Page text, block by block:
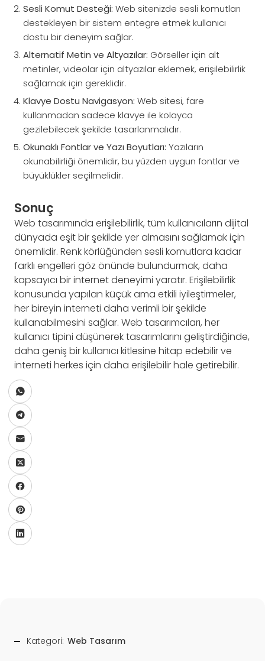
Sesli Komut Desteği: Web sitenizde sesli komutları
destekleyen bir sistem entegre etmek kullanıcı
dostu bir deneyim sağlar.
Alternatif Metin ve Altyazılar: Görseller için alt
metinler, videolar için altyazılar eklemek, erişilebilirlik
sağlamak için gereklidir.
Klavye Dostu Navigasyon: Web sitesi, fare
kullanmadan sadece klavye ile kolayca
gezilebilecek şekilde tasarlanmalıdır.
Okunaklı Fontlar ve Yazı Boyutları: Yazıların
okunabilirliği önemlidir, bu yüzden uygun fontlar ve
büyüklükler seçilmelidir.
Sonuç
Web tasarımında erişilebilirlik, tüm kullanıcıların dijital
dünyada eşit bir şekilde yer almasını sağlamak için
önemlidir. Renk körlüğünden sesli komutlara kadar
farklı engelleri göz önünde bulundurmak, daha
kapsayıcı bir internet deneyimi yaratır. Erişilebilirlik
konusunda yapılan küçük ama etkili iyileştirmeler,
her bireyin interneti daha verimli bir şekilde
kullanabilmesini sağlar. Web tasarımcıları, her
kullanıcı tipini düşünerek tasarımlarını geliştirdiğinde,
daha geniş bir kullanıcı kitlesine hitap edebilir ve
interneti herkes için daha erişilebilir hale getirebilir.
Kategori: Web Tasarım